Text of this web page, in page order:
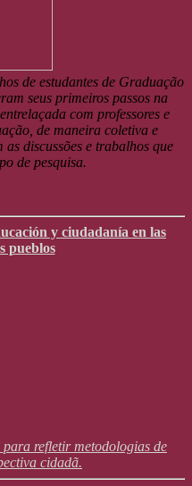
de estudantes de Graduação
seus primeiros passos na
com professores e
de maneira coletiva e
discussões e trabalhos que
de pesquisa.
y ciudadanía en las
pueblos
refletir metodologias de
cidadã.